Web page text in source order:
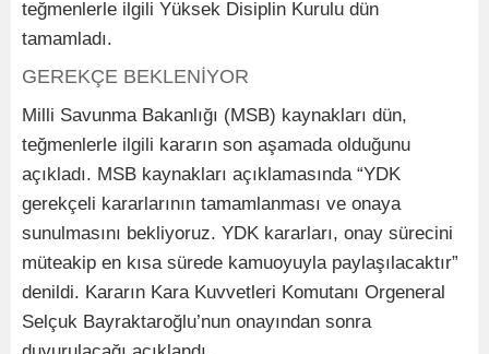
teğmenlerle ilgili Yüksek Disiplin Kurulu dün
tamamladı.
GEREKÇE BEKLENİYOR
Milli Savunma Bakanlığı (MSB) kaynakları dün,
teğmenlerle ilgili kararın son aşamada olduğunu
açıkladı. MSB kaynakları açıklamasında “YDK
gerekçeli kararlarının tamamlanması ve onaya
sunulmasını bekliyoruz. YDK kararları, onay sürecini
müteakip en kısa sürede kamuoyuyla paylaşılacaktır”
denildi. Kararın Kara Kuvvetleri Komutanı Orgeneral
Selçuk Bayraktaroğlu’nun onayından sonra